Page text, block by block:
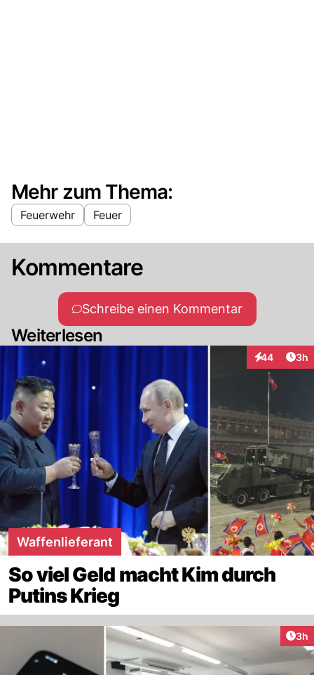
Mehr zum Thema:
Feuerwehr Feuer
Kommentare
Schreibe einen Kommentar
Weiterlesen
44
Interaktionen
3h
Waffenlieferant
So viel Geld macht Kim durch
Putins Krieg
3h